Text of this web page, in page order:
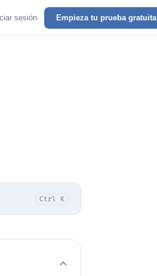
sesión Empieza tu prueba gratuita
Ctrl K